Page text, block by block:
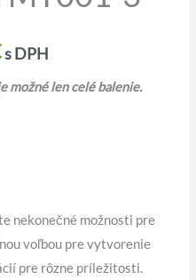
s DPH
možné len celé balenie.
nekonečné možnosti pre
voľbou pre vytvorenie
pre rôzne príležitosti.